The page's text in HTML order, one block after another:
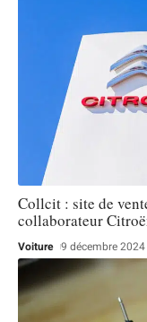
Collcit : site de
collaborateur
Voiture 9 décembre 2024